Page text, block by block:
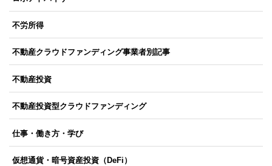
不労所得
不動産クラウドファンディング事業者別記事
不動産投資
不動産投資型クラウドファンディング
仕事・働き方・学び
仮想通貨・暗号資産投資（DeFi）